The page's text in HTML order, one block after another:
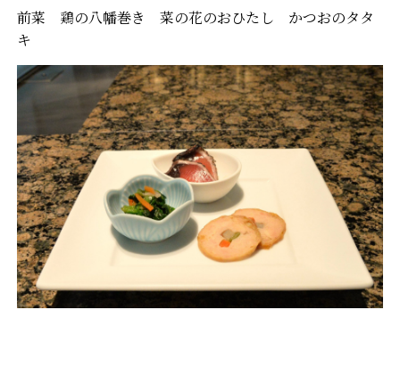
前菜 鶏の八幡巻き 菜の花のおひたし かつおのタタ
キ